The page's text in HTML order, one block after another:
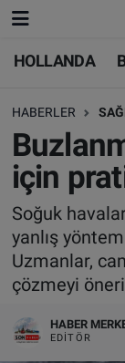
HOLLANDA
HABERLER
için
Soğuk
yanlış
Uzmanlar,
çözmeyi
HABER
EDITÖR
BELÇİKA
ALMANYA
FRANSA
BİLİM-
BELÇİKA
ALMANYA
TÜRKİYE
DÜNYA
Nöbetçi
Hava
Trafik
Süper Lig
Tüm